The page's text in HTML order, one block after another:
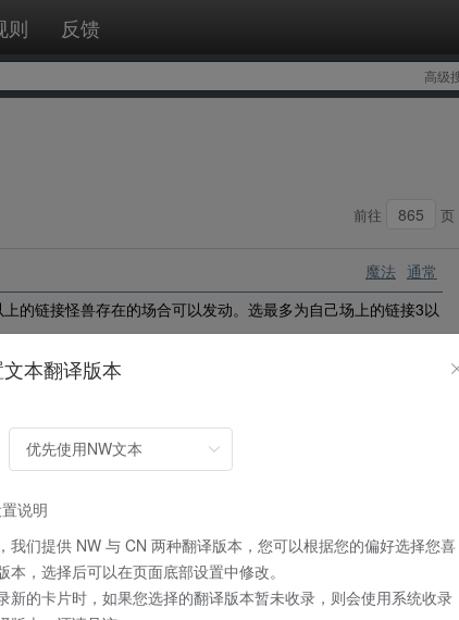
则 反馈
高级
前往 页
魔法 通常
的链接怪兽存在的场合可以发动。选最多为自己场上的链接3以
区存在，场上的炎属性怪兽的攻击力、守备力上升500，水属
坏的场合，可以以自己墓地的1只炎属性怪兽为对象发动。将
怪兽 效果 连接
本翻译版本
说明
我们提供 NW 与 CN 两种翻译版本，您可以根据您的偏好选择您喜
本，选择后可以在页面底部设置中修改。
新的卡片时，如果您选择的翻译版本暂未收录，则会使用系统收录